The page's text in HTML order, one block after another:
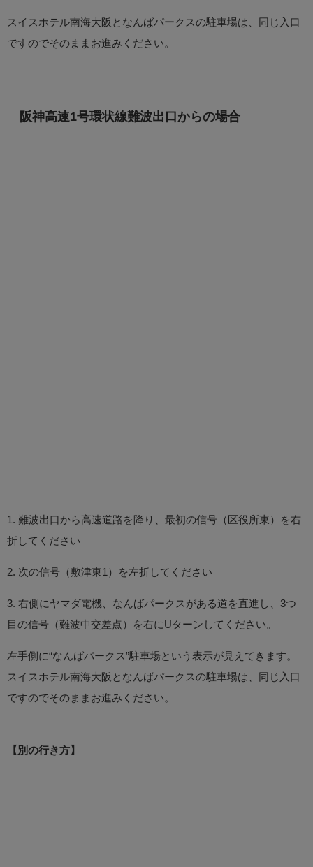
スイスホテル南海大阪となんばパークスの駐車場は、同じ入口
ですのでそのままお進みください。
阪神高速1号環状線難波出口からの場合
1. 難波出口から高速道路を降り、最初の信号（区役所東）を右
折してください
2. 次の信号（敷津東1）を左折してください
3. 右側にヤマダ電機、なんばパークスがある道を直進し、3つ
目の信号（難波中交差点）を右にUターンしてください。
左手側に“なんばパークス”駐車場という表示が見えてきます。
スイスホテル南海大阪となんばパークスの駐車場は、同じ入口
ですのでそのままお進みください。
【別の行き方】